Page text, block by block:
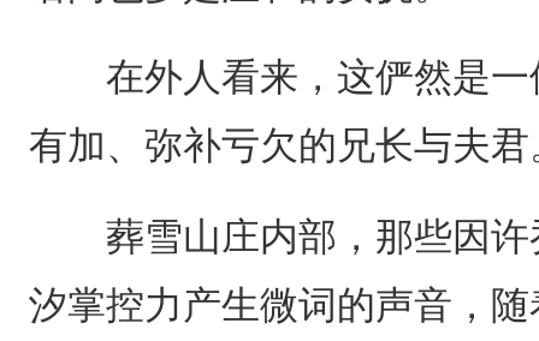
在外人看来，这俨然是一
有加、弥补亏欠的兄长与夫君
葬雪山庄内部，那些因许
汐掌控力产生微词的声音，随